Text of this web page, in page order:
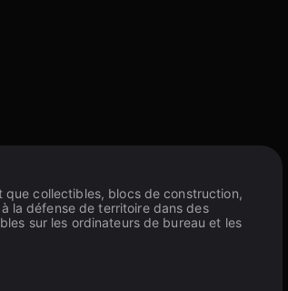
collectibles, blocs de construction,
la défense de territoire dans des
sur les ordinateurs de bureau et les